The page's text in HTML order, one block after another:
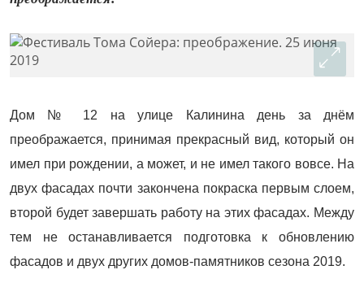
Дом № 12 на улице Калинина день за днём
преображается, принимая прекрасный вид, который он
имел при рождении, а может, и не имел такого вовсе. На
двух фасадах почти закончена покраска первым слоем,
второй будет завершать работу на этих фасадах. Между
тем не останавливается подготовка к обновлению
фасадов и двух других домов-памятников сезона 2019.